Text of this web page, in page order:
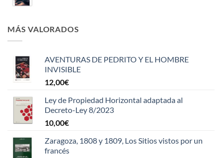
MÁS VALORADOS
AVENTURAS DE PEDRITO Y EL HOMBRE
INVISIBLE
12,00€
Ley de Propiedad Horizontal adaptada al
Decreto-Ley 8/2023
10,00€
Zaragoza, 1808 y 1809, Los Sitios vistos por un
francés